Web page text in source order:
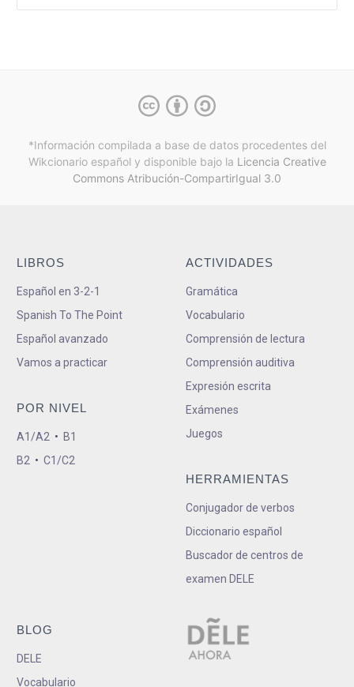
*Información compilada a base de datos procedentes del
Wikcionario español y disponible bajo la Licencia Creative
Commons Atribución-CompartirIgual 3.0
LIBROS
Español en 3-2-1
Spanish To The Point
Español avanzado
Vamos a practicar
POR NIVEL
A1/A2 • B1
B2 • C1/C2
ACTIVIDADES
Gramática
Vocabulario
Comprensión de lectura
Comprensión auditiva
Expresión escrita
Exámenes
Juegos
HERRAMIENTAS
Conjugador de verbos
Diccionario español
Buscador de centros de
examen DELE
BLOG
DELE
Vocabulario